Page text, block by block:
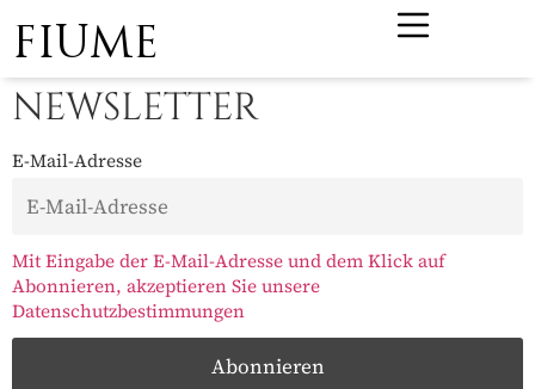
FIUME
NEWSLETTER
E-Mail-Adresse
Mit Eingabe der E-Mail-Adresse und dem Klick auf
Abonnieren, akzeptieren Sie unsere
Datenschutzbestimmungen